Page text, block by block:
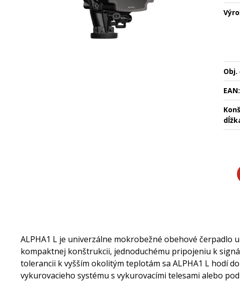
Obj.
EAN:
ALPHA1 L je univerzálne mokrobežné obehové čerpadlo
kompaktnej konštrukcii, jednoduchému pripojeniu k
tolerancii k vyšším okolitým teplotám sa ALPHA1 L hodí
vykurovacieho systému s vykurovacími telesami alebo